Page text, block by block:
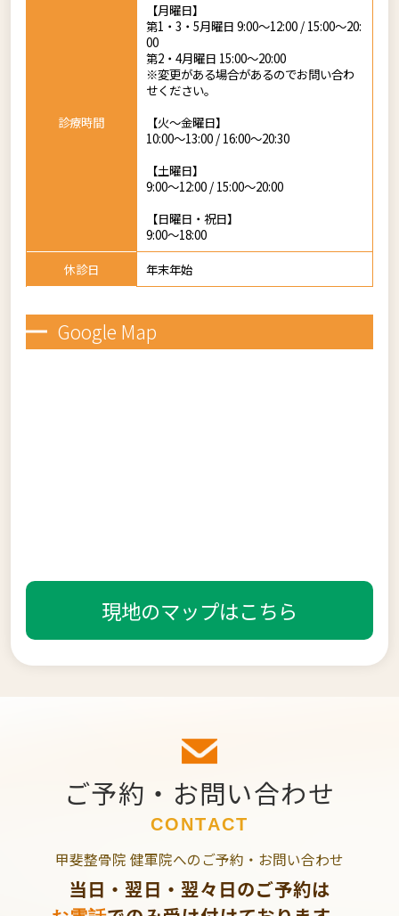
診療時間
【月曜日】
第1・3・5月曜日 9:00～12:00 / 15:00～20:
00
第2・4月曜日 15:00～20:00
※変更がある場合があるのでお問い合わ
せください。
【火～金曜日】
10:00～13:00 / 16:00～20:30
【土曜日】
9:00～12:00 / 15:00～20:00
【日曜日・祝日】
9:00～18:00
休診日
年末年始
Google Map
現地のマップはこちら
ご予約・お問い合わせ
CONTACT
甲斐整骨院 健軍院へのご予約・お問い合わせ
当日・翌日・翌々日のご予約は